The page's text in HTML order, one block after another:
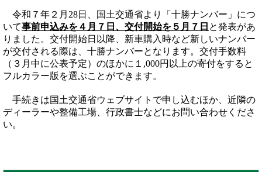
令和７年２月28日、国土交通省より「十勝ナンバー」につ
いて事前申込みを４月７日、交付開始を５月７日 と発表があ
りました。交付開始日以降、新車購入時など新しいナンバー
が交付される際は、十勝ナンバーとなります。交付手数料
（３月中に公表予定）のほかに１,000円以上の寄付をすると
フルカラー版を選ぶことができます。
手続きは国土交通省ウェブサイトで申し込むほか、近隣の
ディーラーや整備工場、行政書士などにお問い合わせくださ
い。